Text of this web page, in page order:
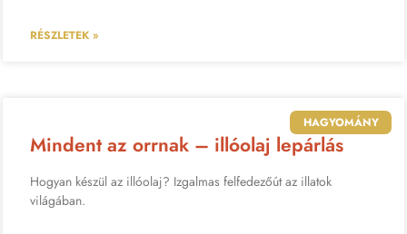
RÉSZLETEK »
HAGYOMÁNY
Mindent az orrnak – illóolaj lepárlás
Hogyan készül az illóolaj? Izgalmas felfedezőút az illatok
világában.